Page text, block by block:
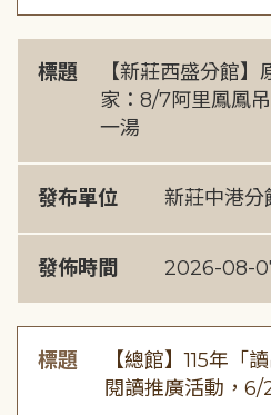
標題
【新莊西盛分館
家：8/7阿里鳳鳳
一湯
發布單位 新莊中港分
發佈時間 2026-08-
標題
【總館】115年「
閱讀推廣活動，